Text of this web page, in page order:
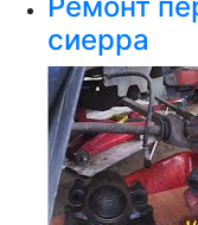
сиерра